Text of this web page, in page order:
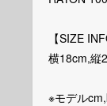
【SIZE
横18cm,縦
※モデル